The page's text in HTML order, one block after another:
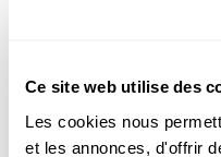
Ce site web utilise des
Les cookies nous
et les annonces, d'offrir